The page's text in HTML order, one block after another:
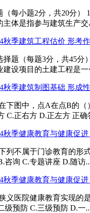
每小题2分，共20分）
主体是指参与建筑生产交
秋季建筑工程估价 形考
择题（每题3分，共45分
建设项目的土建工程是一
秋季建筑制图基础 形成
下图中，点A在点B的（
C.正右方 D.正左方 正确
秋季健康教育与健康促
列不属于门诊教育的形
咨询 C.专题讲座 D.随访
秋季健康教育与健康促
义医院健康教育实现的
级预防 C.三级预防 D.一